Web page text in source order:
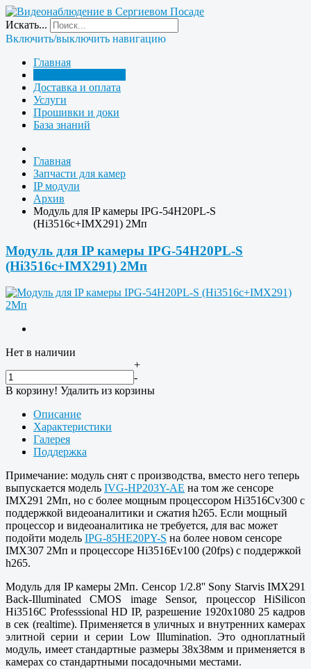
Искать...
Включить/выключить навигацию
Главная
Доставка и оплата
Услуги
Прошивки и доки
База знаний
Главная
Запчасти для камер
IP модули
Архив
Модуль для IP камеры IPG-54H20PL-S
(Hi3516c+IMX291) 2Мп
Модуль для IP камеры IPG-54H20PL-S
(Hi3516c+IMX291) 2Мп
Нет в наличии
+
-
В корзину! Удалить из корзины
Описание
Характеристики
Галерея
Поддержка
Примечание: модуль снят с производства, вместо него теперь
выпускается модель IVG-HP203Y-AE на том же сенсоре
IMX291 2Мп, но с более мощным процессором Hi3516Cv300 с
поддержкой видеоаналитики и сжатия h265. Если мощный
процессор и видеоаналитика не требуется, для вас может
подойти модель IPG-85HE20PY-S на более новом сенсоре
IMX307 2Мп и процессоре Hi3516Ev100 (20fps) с поддержкой
h265.
Модуль для IP камеры 2Мп. Сенсор 1/2.8'' Sony Starvis IMX291
Back-Illuminated CMOS image Sensor, процессор HiSilicon
Hi3516C Professsional HD IP, разрешение 1920x1080 25 кадров
в сек (realtime). Применяется в уличных и внутренних камерах
элитной серии и серии Low Illumination. Это одноплатный
модуль, имеет стандартные размеры 38x38мм и применяется в
камерах со стандартными посадочными местами.